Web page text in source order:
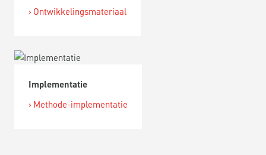
Ontwikkelingsmateriaal
Implementatie
Methode-implementatie